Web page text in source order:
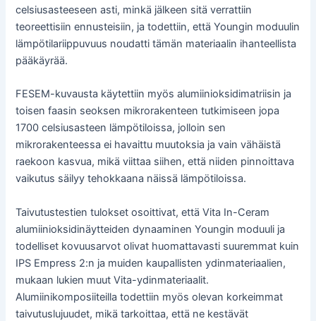
celsiusasteeseen asti, minkä jälkeen sitä verrattiin
teoreettisiin ennusteisiin, ja todettiin, että Youngin moduulin
lämpötilariippuvuus noudatti tämän materiaalin ihanteellista
pääkäyrää.
FESEM-kuvausta käytettiin myös alumiinioksidimatriisin ja
toisen faasin seoksen mikrorakenteen tutkimiseen jopa
1700 celsiusasteen lämpötiloissa, jolloin sen
mikrorakenteessa ei havaittu muutoksia ja vain vähäistä
raekoon kasvua, mikä viittaa siihen, että niiden pinnoittava
vaikutus säilyy tehokkaana näissä lämpötiloissa.
Taivutustestien tulokset osoittivat, että Vita In-Ceram
alumiinioksidinäytteiden dynaaminen Youngin moduuli ja
todelliset kovuusarvot olivat huomattavasti suuremmat kuin
IPS Empress 2:n ja muiden kaupallisten ydinmateriaalien,
mukaan lukien muut Vita-ydinmateriaalit.
Alumiinikomposiiteilla todettiin myös olevan korkeimmat
taivutuslujuudet, mikä tarkoittaa, että ne kestävät